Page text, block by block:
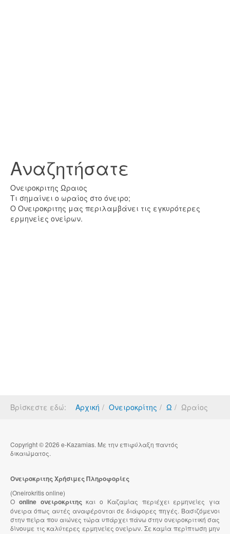
Αναζητήσατε
Ονειροκριτης Ωραιος
Τι σημαίνει ο ωραίος στο όνειρο;
Ο Ονειροκριτης μας περιλαμβάνει τις εγκυρότερες
ερμηνείες ονείρων.
Βρίσκεστε εδώ: Αρχική Ονειροκρίτης Ω Ωραίος
Copyright © 2026 e-Kazamias. Με την επιφύλαξη παντός
δικαιώματος.
Ονειροκριτης Χρήσιμες Πληροφορίες
(Oneirokritis online)
Ο online ονειροκριτηςκαι ο Καζαμίας περιέχει ερμηνείες για
όνειρα όπως αυτές αναφέρονται σε διάφορες πηγές. Βασιζόμενοι
στην πείρα που αιώνες τώρα υπάρχει πάνω στην ονειροκριτική σας
δίνουμε τις καλύτερες ερμηνείες ονείρων. Σε καμία περίπτωση μην